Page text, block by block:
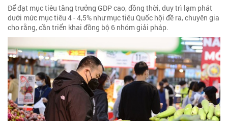
Để đạt mục tiêu tăng trưởng GDP cao, đồng thời, duy trì lạm phát
dưới mức mục tiêu 4 - 4,5% như mục tiêu Quốc hội đề ra, chuyên gia
cho rằng, cần triển khai đồng bộ 6 nhóm giải pháp.